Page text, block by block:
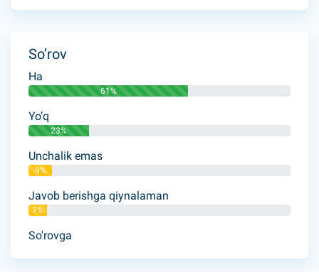
So’rov
Ha
61%
Yo’q
23%
Unchalik emas
9%
Javob berishga qiynalaman
7%
So'rovga